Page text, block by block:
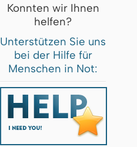
Konnten wir Ihnen
helfen?
Unterstützen Sie uns
bei der Hilfe für
Menschen in Not: